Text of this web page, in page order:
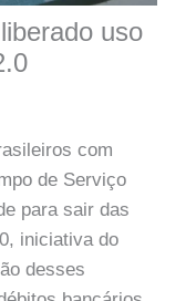
uso
com
de Serviço
para sair das
iniciativa do
desses